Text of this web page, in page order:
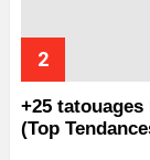
+25
(Top